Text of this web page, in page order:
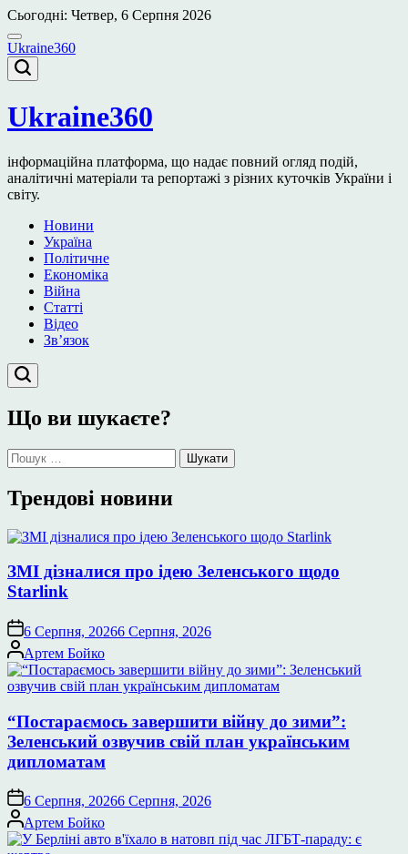
Перейти
до
вмісту
Сьогодні: Четвер, 6 Серпня 2026
Ukraine360
Ukraine360
інформаційна платформа, що надає повний огляд подій,
аналітичні матеріали та репортажі з різних куточків України і
світу.
Новини
Україна
Політичне
Економіка
Війна
Статті
Відео
Зв’язок
Що ви шукаєте?
Пошук:
Трендові новини
ЗМІ дізналися про ідею Зеленського щодо
Starlink
6 Серпня, 20266 Серпня, 2026
Опубліковано
Артем Бойко
“Постараємось завершити війну до зими”:
Зеленський озвучив свій план українським
дипломатам
6 Серпня, 20266 Серпня, 2026
Опубліковано
Артем Бойко